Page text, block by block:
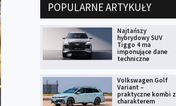
POPULARNE ARTYKUŁY
Najtańszy
hybrydowy SUV
Tiggo 4 ma
imponujące dane
techniczne
Volkswagen Golf
Variant –
praktyczne kombi z
charakterem